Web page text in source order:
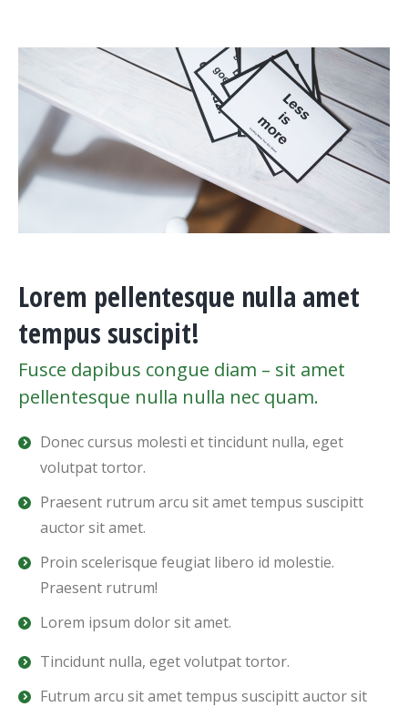
Lorem pellentesque nulla amet
tempus suscipit!
Fusce dapibus congue diam – sit amet
pellentesque nulla nulla nec quam.
Donec cursus molesti et tincidunt nulla, eget
volutpat tortor.
Praesent rutrum arcu sit amet tempus suscipitt
auctor sit amet.
Proin scelerisque feugiat libero id molestie.
Praesent rutrum!
Lorem ipsum dolor sit amet.
Tincidunt nulla, eget volutpat tortor.
Futrum arcu sit amet tempus suscipitt auctor sit